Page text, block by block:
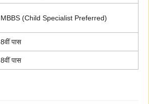
MBBS (Child Specialist Preferred)
8वीं पास
8वीं पास